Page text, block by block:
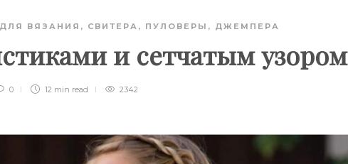
ВЯЗАНИЯ , СВИТЕРА, ПУЛОВЕРЫ, ДЖЕМПЕРА
и сетчатым узором
0 12 min read 2342